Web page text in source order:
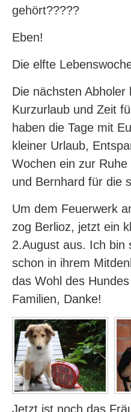
gehört?????
Eben!
Die elfte
Die nächsten
Kurzurlaub und Zeit
haben die Tage mit
kleiner Urlaub,
Wochen ein zur
und Bernhard für die
Um dem Feuerwerk
zog Berlioz, jetzt ein
2.August aus. Ich bin
schon in ihrem
das Wohl des
Familien, Danke!
Jetzt ist noch das